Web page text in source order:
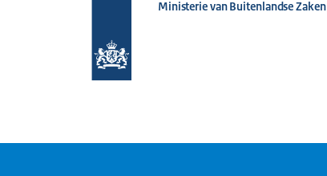
homepage
Ministerie van Buitenlandse Zaken